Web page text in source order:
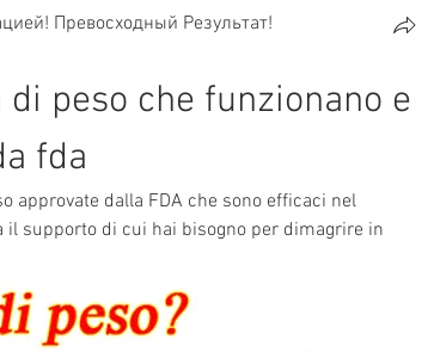
Превосходный Результат!
peso che funzionano e
fda
approvate dalla FDA che sono efficaci nel
il supporto di cui hai bisogno per dimagrire in